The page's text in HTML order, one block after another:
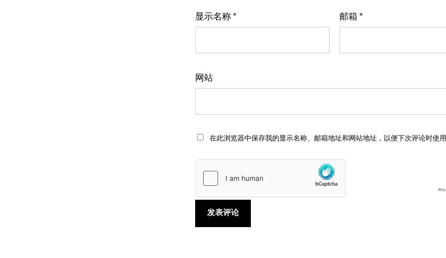
显示名称* 邮箱 *
网站
在此浏览器中保存我的显示名称、邮箱地址和网站地址，以便下次评论时使